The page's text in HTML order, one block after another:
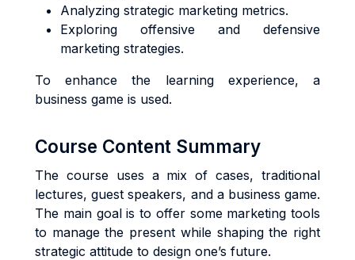
Analyzing strategic marketing metrics.
Exploring offensive and defensive
marketing strategies.
To enhance the learning experience, a
business game is used.
Course Content Summary
The course uses a mix of cases, traditional
lectures, guest speakers, and a business game.
The main goal is to offer some marketing tools
to manage the present while shaping the right
strategic attitude to design one’s future.